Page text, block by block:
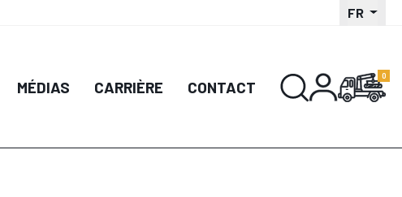
FR
MÉDIAS CARRIÈRE CONTACT